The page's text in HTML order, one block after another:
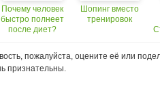
Почему человек
быстро полнеет
после диет?
Шопинг вместо
тренировок
пожалуйста, оцените её или
признательны.